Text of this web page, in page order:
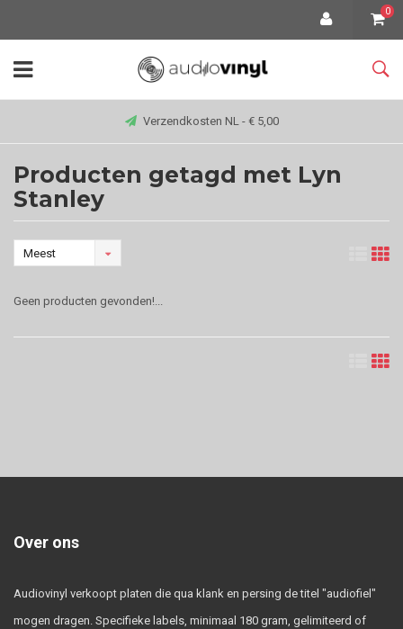
0
Verzendkosten NL - € 5,00
Producten getagd met Lyn
Stanley
Meest
Geen producten gevonden!...
Over ons
Audiovinyl verkoopt platen die qua klank en persing de titel "audiofiel"
mogen dragen. Specifieke labels, minimaal 180 gram, gelimiteerd of